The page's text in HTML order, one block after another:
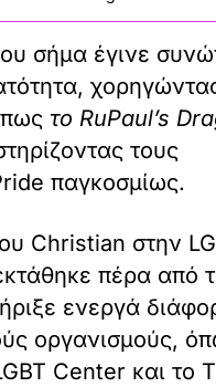
σήμα έγινε
το RuPaul’s
τους
παγκοσμίως.
Christian στην
πέρα ​​από
ενεργά
οργανισμούς,
Center και το